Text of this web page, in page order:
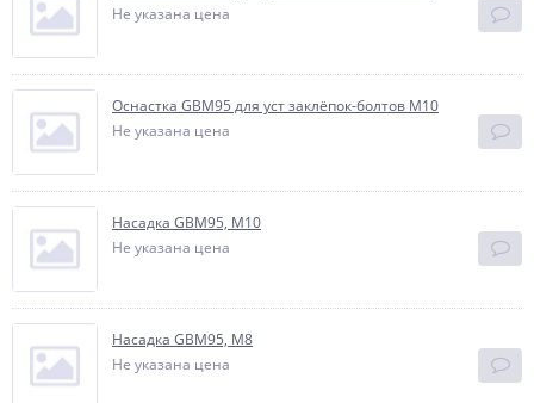
Не указана цена
Оснастка GBM95 для уст заклёпок-болтов M10
Не указана цена
Насадка GBM95, М10
Не указана цена
Насадка GBM95, М8
Не указана цена